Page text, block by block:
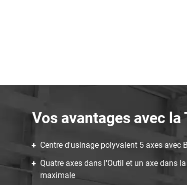
Vos avantages avec la
Centre d'usinage polyvalent 5 axes avec
Quatre axes dans l'Outil et un axe dans
maximale